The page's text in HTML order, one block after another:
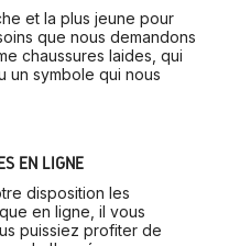
et la plus jeune pour
que nous demandons
chaussures laides, qui
un symbole qui nous
EN LIGNE
disposition les
en ligne, il vous
puissiez profiter de